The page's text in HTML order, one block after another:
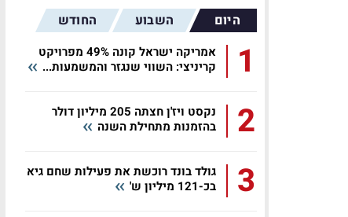
היום השבוע החודש
1
אמריקה ישראל קונה 49% מפרויקט
קריניצי: השווי שנגזר והמשמעות...
2
נקסט ויז'ן חצתה 205 מיליון דולר
בהזמנות מתחילת השנה
3
גולד בונד רוכשת את פעילות שחם גיא
בכ-121 מיליון ש'